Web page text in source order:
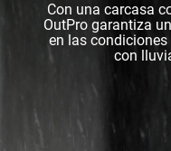
Con una carcasa
OutPro garantiza
en las
con